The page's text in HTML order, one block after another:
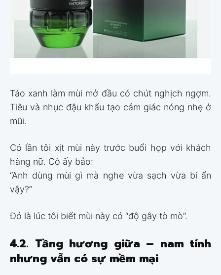
Táo xanh làm mùi mở đầu có chút nghịch ngợm.
Tiêu và nhục đậu khấu tạo cảm giác nóng nhẹ ở
mũi.
Có lần tôi xịt mùi này trước buổi họp với khách
hàng nữ. Cô ấy bảo:
“Anh dùng mùi gì mà nghe vừa sạch vừa bí ẩn
vậy?”
Đó là lúc tôi biết mùi này có “độ gây tò mò”.
4.2. Tầng hương giữa – nam tính
nhưng vẫn có sự mềm mại